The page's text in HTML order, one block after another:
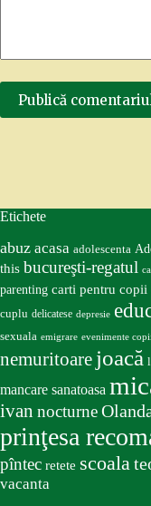
Publică
Etichete
abuz acasa adolescenta
this bucureşti-regatul
parenting carti pentru copii
cuplu delicatese depresie
sexuala emigrare evenimente copii
nemuritoare joacă
mancare sanatoasa
ivan nocturne
prinţesa
pîntec retete scoala
vacanta